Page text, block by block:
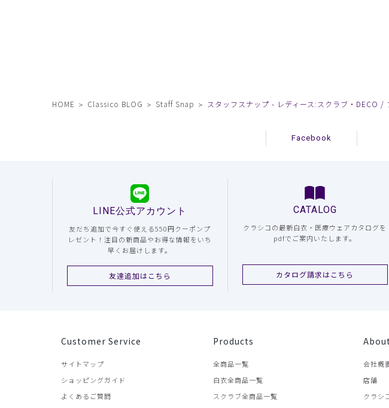
HOME Classico BLOG Staff Snap スタッフスナップ - レディース:スクラブ・DECO /
Facebook
LINE公式アカウント
友だち追加で今すぐ使える550円クーポンプ
レゼント！注目の新商品やお得な情報をいち
早くお届けします。
友達追加はこちら
CATALOG
クラシコの最新白衣・医療ウェアカタログを
pdfでご案内いたします。
カタログ請求はこちら
Customer Service
サイトマップ
ショッピングガイド
よくあるご質問
Products
全商品一覧
白衣全商品一覧
スクラブ全商品一覧
会社概
店舗
クラシ